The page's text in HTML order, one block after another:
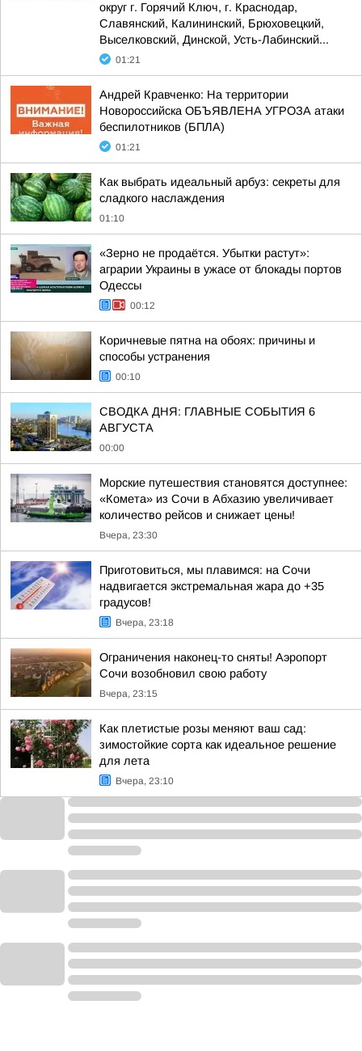
округ г. Горячий Ключ, г. Краснодар,
Славянский, Калининский, Брюховецкий,
Выселковский, Динской, Усть-Лабинский...
01:21
Андрей Кравченко: На территории
Новороссийска ОБЪЯВЛЕНА УГРОЗА атаки
беспилотников (БПЛА)
01:21
Как выбрать идеальный арбуз: секреты для
сладкого наслаждения
01:10
«Зерно не продаётся. Убытки растут»:
аграрии Украины в ужасе от блокады портов
Одессы
00:12
Коричневые пятна на обоях: причины и
способы устранения
00:10
СВОДКА ДНЯ: ГЛАВНЫЕ СОБЫТИЯ 6
АВГУСТА
00:00
Морские путешествия становятся доступнее:
«Комета» из Сочи в Абхазию увеличивает
количество рейсов и снижает цены!
Вчера, 23:30
Приготовиться, мы плавимся: на Сочи
надвигается экстремальная жара до +35
градусов!
Вчера, 23:18
Ограничения наконец-то сняты! Аэропорт
Сочи возобновил свою работу
Вчера, 23:15
Как плетистые розы меняют ваш сад:
зимостойкие сорта как идеальное решение
для лета
Вчера, 23:10